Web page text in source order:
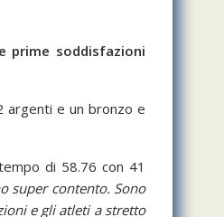
prime soddisfazioni
argenti e un bronzo e
di 58.76 con 41
super contento. Sono
e gli atleti a stretto